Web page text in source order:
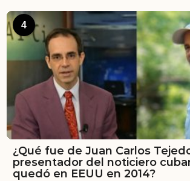
4
¿Qué fue de Juan Carlos
presentador del noticiero
quedó en EEUU en 2014?